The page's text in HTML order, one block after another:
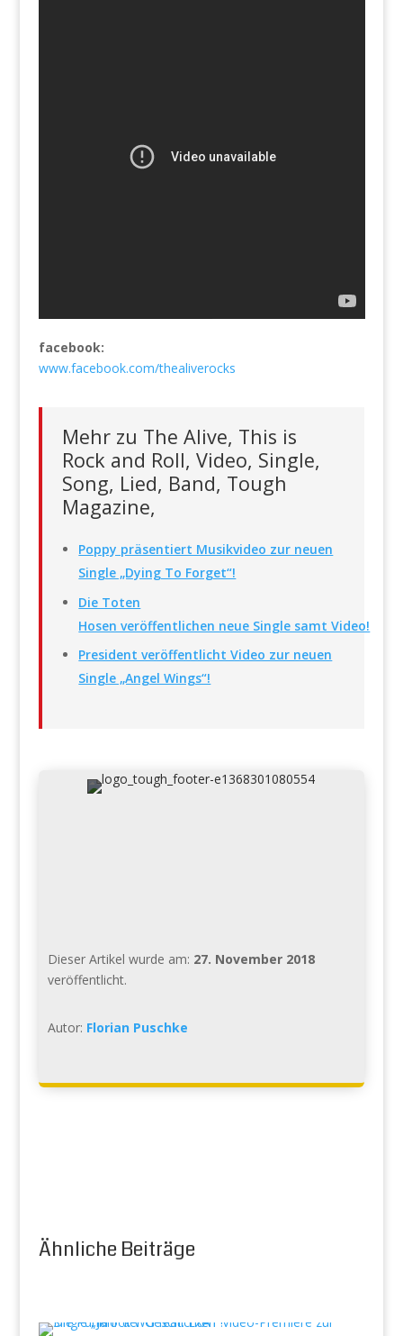
facebook:
www.facebook.com/thealiverocks
Mehr zu The Alive, This is
Rock and Roll, Video, Single,
Song, Lied, Band, Tough
Magazine,
Poppy präsentiert Musikvideo zur neuen
Single „Dying To Forget“!
Die Toten
Hosen veröffentlichen neue Single samt Video!
President veröffentlicht Video zur neuen
Single „Angel Wings“!
Dieser Artikel wurde am: 27. November 2018
veröffentlicht.
Autor: Florian Puschke
Ähnliche Beiträge